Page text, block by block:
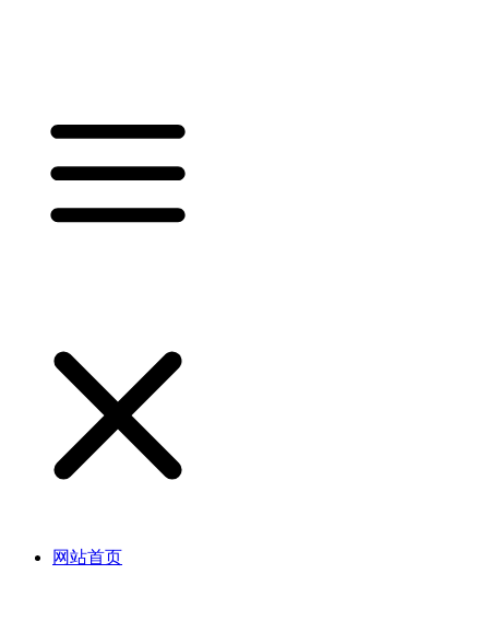
网站首页